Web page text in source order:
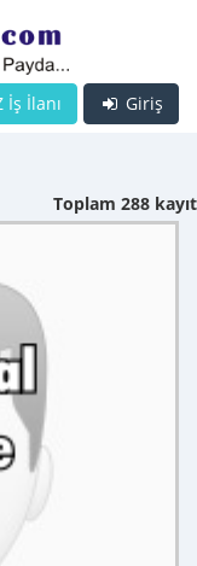
Giriş
İş İlanı
Toplam 288 kayıt